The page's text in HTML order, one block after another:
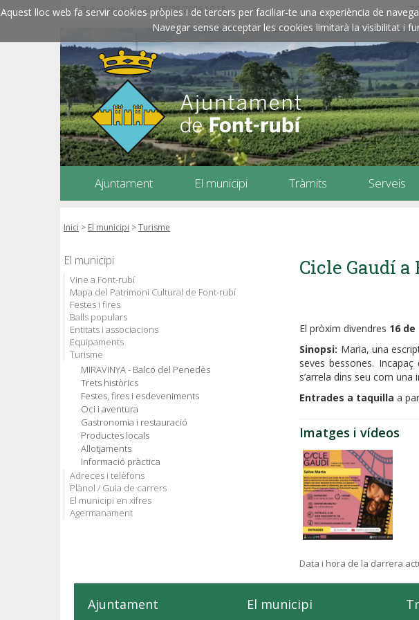
Aquest lloc web fa servir cookies pròpies i de tercers per faciliar-te una experiència de
Navegar sense acceptar les cookies limitarà la visibilitat i
Data i hora oficials: 07/08/2026 10:18
Ajuntament El municipi Tràmits Serveis
Inici > El municipi >Turisme
El municipi
Vine a Font-rubí
Mapa del Patrimoni Cultural de Font-rubí
Festes i fires
Balls populars
Entitats i associacions
Equipaments
Turisme
MIRAVINYA - Balcó del Penedès
Trets històrics
Festes, fires i esdeveniments
Oci i aventura
Gastronomia i restauració
Productes locals
Allotjaments
Informació pràctica
Adreces i telèfons
Plànol / Guia de carrers
El municipi en xifres
Agermanament
Cicle Gaudí
El pròxim divendres 16
Sinopsi: Maria, una
seves bessones.
s’arrela dins seu com
Entrades a taquilla a
Imatges i vídeos
Data i hora de la darrera
Ajuntament El municipi